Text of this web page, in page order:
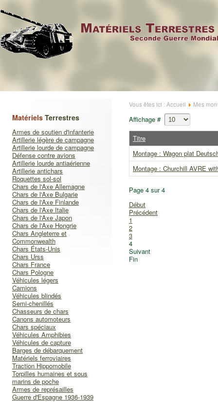
Matériels Terrestres
Armes de soutien d'infanterie
Artillerie légère de campagne
Artillerie lourde de campagne
Défense contre avions
Artillerie lourde antiaérienne
Artillerie antichars
Roquettes sol-sol
Chars de l'Axe Allemagne
Chars de l'Axe Bulgarie
Chars de l'Axe Finlande
Chars de l'Axe Italie
Chars de l'Axe Japon
Chars de l'Axe Hongrie
Chars Angleterre et
Commonwealth
Chars États-Unis
Chars Urss
Chars France
Chars Pologne
Véhicules légers
Camions
Véhicules blindés
Semi-chenillés
Chasseurs de chars
Canons automoteurs
Chars spéciaux
Véhicules Amphibies
Véhicules de capture
Barges de débarquement
Matériels ferroviaires
Traction Hippomobile
Torpilles humaines et sous
marins de poche
Armes de représailles
Guerre d'Espagne 1936-1939
Vous êtes ici : Accueil Mes
Affichage #
Titre
Montage : Wagon plat
Montage : Churchill AVRE
Page 4 sur 4
Début
Précédent
1
2
3
4
Suivant
Fin